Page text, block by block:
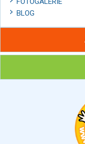
BLOG
Hubněte s podporou
Chcete poradit s